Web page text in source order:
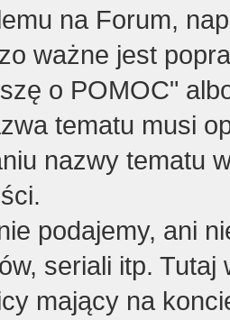
na Forum,
ważne jest
o POMOC"
tematu musi
nazwy tematu
podajemy, ani
seriali itp. Tutaj
mający na